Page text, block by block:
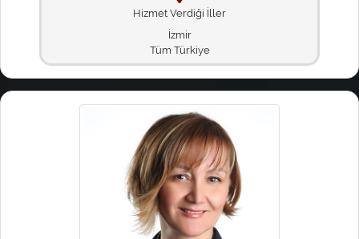
Hizmet Verdiği İller
İzmir
Tüm Türkiye